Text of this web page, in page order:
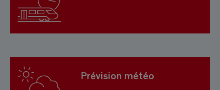
Prévision météo